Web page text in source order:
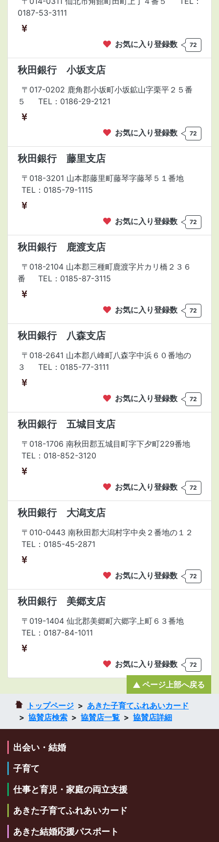
0187-53-3111
お気に入り登録数 72
秋田銀行 小坂支店
〒017-0202 鹿角郡小坂町小坂鉱山字栗平２５番
５
TEL：0186-29-2121
お気に入り登録数 72
秋田銀行 藤里支店
〒018-3201 山本郡藤里町藤琴字藤琴５１番地
TEL：0185-79-1115
お気に入り登録数 72
秋田銀行 鹿渡支店
〒018-2104 山本郡三種町鹿渡字片カリ橋２３６
番
TEL：0185-87-3115
お気に入り登録数 72
秋田銀行 八森支店
〒018-2641 山本郡八峰町八森字中浜６０番地の
３
TEL：0185-77-3111
お気に入り登録数 72
秋田銀行 五城目支店
〒018-1706 南秋田郡五城目町字下夕町229番地
TEL：018-852-3120
お気に入り登録数 72
秋田銀行 大潟支店
〒010-0443 南秋田郡大潟村字中央２番地の１２
TEL：0185-45-2871
お気に入り登録数 72
秋田銀行 美郷支店
〒019-1404 仙北郡美郷町六郷字上町６３番地
TEL：0187-84-1011
お気に入り登録数 72
トップページ
あきた子育てふれあいカード
協賛店検索
協賛店一覧 協賛店詳細
ページ上部へ戻る
出会い・結婚
子育て
仕事と育児・家庭の両立支援
あきた子育てふれあいカード
あきた結婚応援パスポート